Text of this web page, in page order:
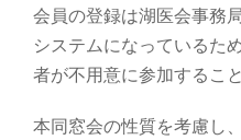
会員の登録は湖医会事務
システムになっているた
者が不用意に参加するこ
本同窓会の性質を考慮し